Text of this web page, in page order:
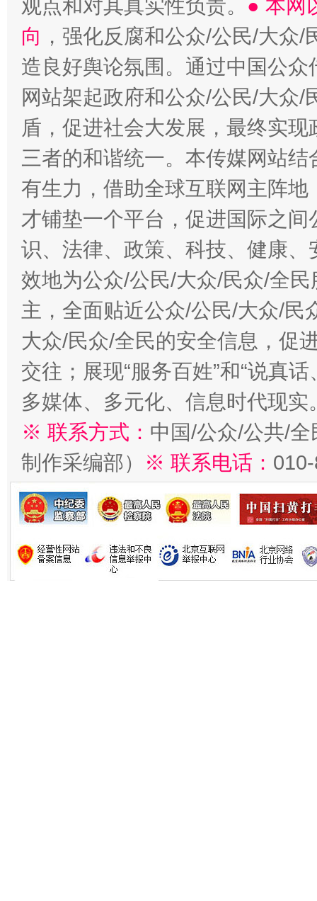
观点和对其真实性负责。 ● 本网
向 ，强化反腐和公众/公民/大众
造良好舆论氛围。通过中国公
网站架起政府和公众/公民/大众
盾，促进社会大发展，最终实
三者的和谐统一。本传媒网站
有生力，借助全球互联网主阵
才铺垫一个平台，促进国际之
识、法律、政策、科技、健康
效地为公众/公民/大众/民众/全
主，全面贴近公众/公民/大众/民
大众/民众/全民的安全信息，促
交往；展现“服务百姓”和“说真
多媒体、多元化、信息时代现实
※ 联系方式： 中国/公众/公共/
制作采编部）
※ 联系电话：